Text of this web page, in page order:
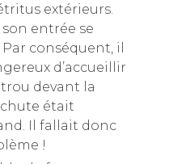
extérieurs.
entrée se
conséquent, il
d’accueillir
trou devant la
était
Il fallait donc
!